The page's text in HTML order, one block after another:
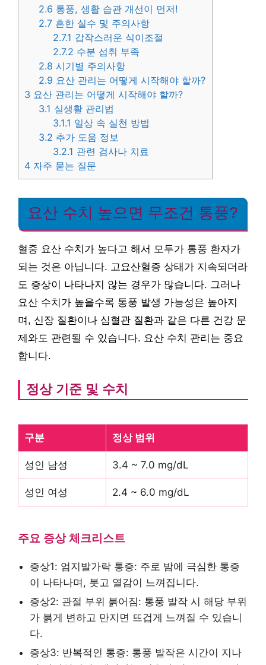
2.6 통풍, 생활 습관 개선이 먼저!
2.7 흔한 실수 및 주의사항
2.7.1 갑작스러운 식이조절
2.7.2 수분 섭취 부족
2.8 시기별 주의사항
2.9 요산 관리는 어떻게 시작해야 할까?
3 요산 관리는 어떻게 시작해야 할까?
3.1 실생활 관리법
3.1.1 일상 속 실천 방법
3.2 추가 도움 정보
3.2.1 관련 검사나 치료
4 자주 묻는 질문
요산 수치 높으면 무조건 통풍?
혈중 요산 수치가 높다고 해서 모두가 통풍 환자가
되는 것은 아닙니다. 고요산혈증 상태가 지속되더라
도 증상이 나타나지 않는 경우가 많습니다. 그러나
요산 수치가 높을수록 통풍 발생 가능성은 높아지
며, 신장 질환이나 심혈관 질환과 같은 다른 건강 문
제와도 관련될 수 있습니다. 요산 수치 관리는 중요
합니다.
정상 기준 및 수치
구분 정상 범위
성인 남성 3.4 ~ 7.0 mg/dL
성인 여성 2.4 ~ 6.0 mg/dL
주요 증상 체크리스트
증상1: 엄지발가락 통증: 주로 밤에 극심한 통증
이 나타나며, 붓고 열감이 느껴집니다.
증상2: 관절 부위 붉어짐: 통풍 발작 시 해당 부위
가 붉게 변하고 만지면 뜨겁게 느껴질 수 있습니
다.
증상3: 반복적인 통증: 통풍 발작은 시간이 지나